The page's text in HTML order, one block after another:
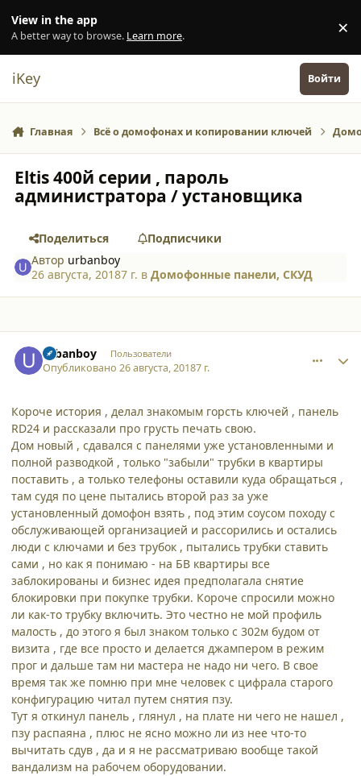
View in the app
A better way to browse. Learn more. ×
iKey Войти
Главная Всё о домофонах и копировании ключей
Eltis 400й серии , пароль
администратора / установщика
Поделиться
Подписчики
Автор urbanboy
26 августа, 20187 г. вДомофонные панели, СКУД
urbanboy Пользователи
Опубликовано26 августа, 20187 г.
Короче история , делал знакомым горсть ключей , панель
RD24 и рассказали про грусть печать свою.
Дом новый , сдавался с панелями уже установленными и
полной разводкой , только "забыли" трубки в квартиры
поставить , а только телефоны оставили куда обращаться ,
там судя по цене пытались второй раз за уже
установленный домофон взять , под этим соусом походу с
обслуживающей организацией и рассорились и остались
люди с ключами и без трубок , пытались трубки ставить
сами , но как я понимаю - на БВ квартиры все
заблокированы и бизнес идея предполагала снятие
блокировки при покупке трубки. Короче спросили можно
ли как-то трубку включить. Это честно не мой профиль
малость , до этого я был знаком только с 302м будом от
визита , где все просто и делается джампером в режим
прог и дальше там ни мастера не надо ни чего. В свое
время так же помню при мне человек с цифрала старого
конфигурацию читал путем снятия пзу.
Тут я откинул панель , глянул , на плате ни чего не нашел ,
пзу распаяна , плюс не ясно можно ли из нее что-то
вычитать сдув , да и я не рассматриваю вообще такой
вандализм на рабочем оборудовании.